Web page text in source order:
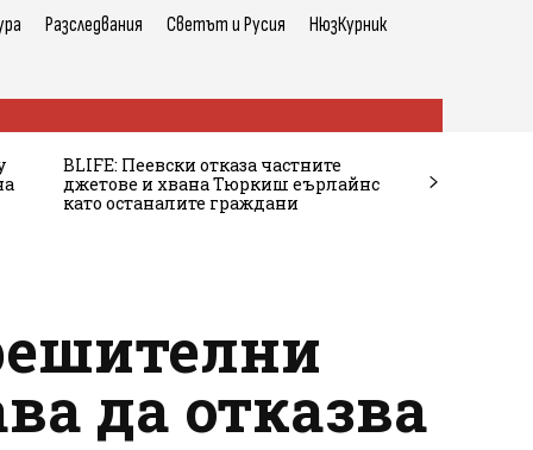
Разследвания Светът и Русия НюзКурник
BLIFE: Пеевски отказа частните
джетове и хвана Тюркиш еърлайнс
като останалите граждани
да отказва